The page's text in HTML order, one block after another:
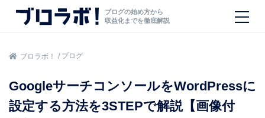
ブログの始め方から
収益化までを徹底解説
ブロラボ！ ブログ
GoogleサーチコンソールをWordPressに
設定する方法を3STEPで解説【画像付